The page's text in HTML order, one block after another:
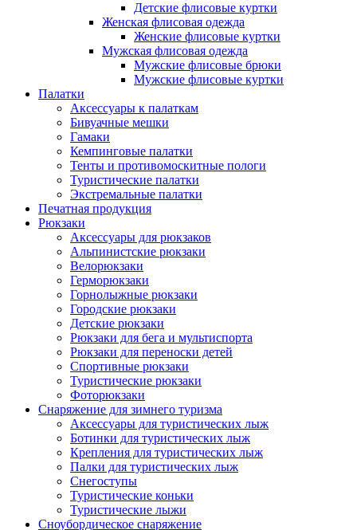
Детские флисовые куртки
Женская флисовая одежда
Женские флисовые куртки
Мужская флисовая одежда
Мужские флисовые брюки
Мужские флисовые куртки
Палатки
Аксессуары к палаткам
Бивуачные мешки
Гамаки
Кемпинговые палатки
Тенты и противомоскитные пологи
Туристические палатки
Экстремальные палатки
Печатная продукция
Рюкзаки
Аксессуары для рюкзаков
Альпинистские рюкзаки
Велорюкзаки
Герморюкзаки
Горнолыжные рюкзаки
Городские рюкзаки
Детские рюкзаки
Рюкзаки для бега и мультиспорта
Рюкзаки для переноски детей
Спортивные рюкзаки
Туристические рюкзаки
Фоторюкзаки
Снаряжение для зимнего туризма
Аксессуары для туристических лыж
Ботинки для туристических лыж
Крепления для туристических лыж
Палки для туристических лыж
Снегоступы
Туристические коньки
Туристические лыжи
Сноубордическое снаряжение